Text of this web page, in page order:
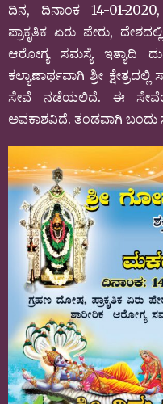
ದಿನ, ದಿನಾಂಕ 14-01-
ಪ್ರಾಕೃತಿಕ ಏರು ಪೇರು,
ಆರೋಗ್ಯ ಸಮಸ್ಯೆ ಇತ್ಯಾದಿ
ಕಲ್ಯಾಣಾರ್ಥವಾಗಿ ಶ್ರೀ
ಸೇವೆ ನಡೆಯಲಿದೆ. ಈ
ಅವಕಾಶವಿದೆ. ತಂಡವಾಗಿ ಬಂದು